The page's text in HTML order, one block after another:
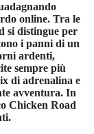
online. Tra le
si distingue per
i panni di un
ardenti,
sempre più
di adrenalina e
avventura. In
Chicken Road